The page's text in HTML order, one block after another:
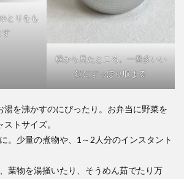
とりをも
す
横から見たところ。一番多いい
鍋にすっぽり収まる
湯を沸かすのにぴったり。お弁当に野菜を
トサイズ。
。少量の煮物や、1～2人分のインスタント
葉物を湯掻いたり、そうめん茹でたり万